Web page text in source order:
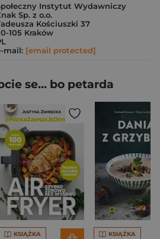
Instytut Wydawniczy
Sp. z o.o.
Kościuszki 37
105 Kraków
mail: [email protected]
se... bo petarda
KSIĄŻKA KSIĄŻKA